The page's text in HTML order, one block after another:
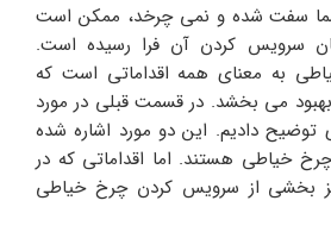
سفت شده و نمی چرخد، ممکن است
سرویس کردن آن فرا رسیده است.
به معنای همه اقداماتی است که
می بخشد. در قسمت قبلی در مورد
توضیح دادیم. این دو مورد اشاره شده
خیاطی هستند. اما اقداماتی که در
بخشی از سرویس کردن چرخ خیاطی